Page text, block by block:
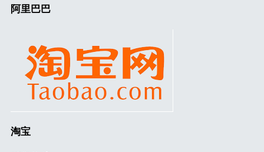
阿里巴巴
淘宝